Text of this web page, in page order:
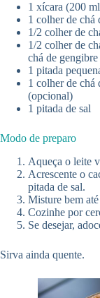
1 xícara (200
1 colher de chá
1/2 colher de
1/2 colher de
chá de
1 pitada
1 colher de chá
(opcional)
1 pitada de sal
Modo de preparo
Aqueça o leite
Acrescente o
pitada de sal.
Misture bem
Cozinhe por
Se desejar,
Sirva ainda quente.